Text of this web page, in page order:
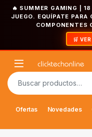
🔥 SUMMER GAMING |
JUEGO. EQUÍPATE PARA
COMPONENTES
🛒
Open
Buscar por:
Ofertas Novedades